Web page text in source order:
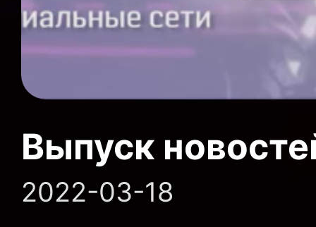
Выпуск
2022-03-18